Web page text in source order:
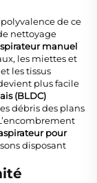
de ce
nettoyage
manuel
les miettes et
les tissus
plus facile
(BLDC)
débris des plans
pour
disposant